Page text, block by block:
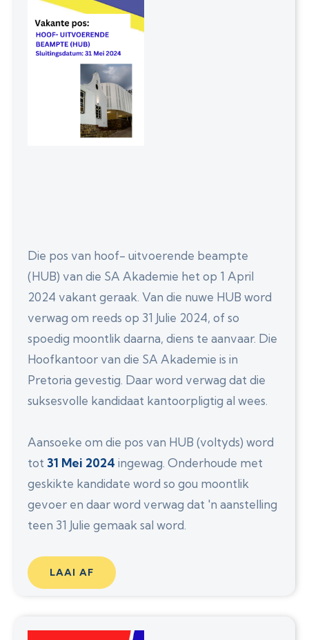
Die pos van hoof- uitvoerende beampte
(HUB) van die SA Akademie het op 1 April
2024 vakant geraak. Van die nuwe HUB word
verwag om reeds op 31 Julie 2024, of so
spoedig moontlik daarna, diens te aanvaar. Die
Hoofkantoor van die SA Akademie is in
Pretoria gevestig. Daar word verwag dat die
suksesvolle kandidaat kantoorpligtig al wees.
Aansoeke om die pos van HUB (voltyds) word
tot 31 Mei 2024 ingewag. Onderhoude met
geskikte kandidate word so gou moontlik
gevoer en daar word verwag dat 'n aanstelling
teen 31 Julie gemaak sal word.
LAAI AF